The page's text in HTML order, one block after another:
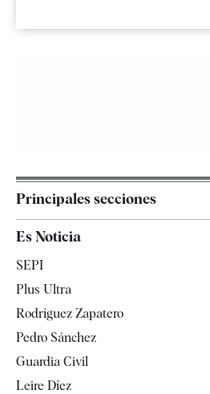
Principales secciones
España
Televisión
Es Noticia
SEPI
Plus Ultra
Rodríguez Zapatero
Pedro Sánchez
Guardia Civil
Leire Díez